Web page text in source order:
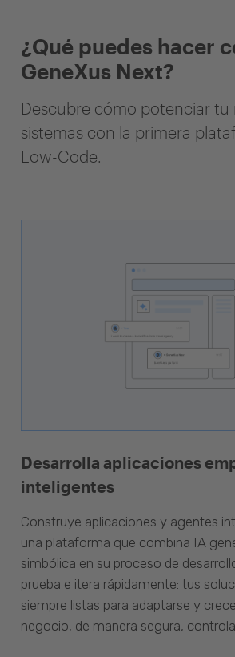
¿Qué puedes hacer
GeneXus Next?
Descubre cómo potenciar tu
sistemas con la primera
Low-Code.
Desarrolla aplicaciones
inteligentes
Construye aplicaciones y agentes
una plataforma que combina IA
simbólica en su proceso de
prueba e itera rápidamente: tus
siempre listas para adaptarse y
negocio, de manera segura,